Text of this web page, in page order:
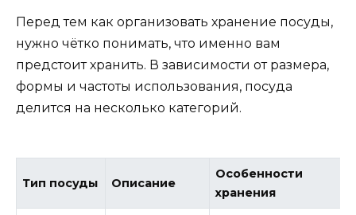
Перед тем как организовать хранение посуды,
нужно чётко понимать, что именно вам
предстоит хранить. В зависимости от размера,
формы и частоты использования, посуда
делится на несколько категорий.
Тип посуды Описание
Особенности
хранения